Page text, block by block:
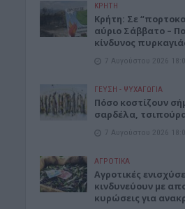
ΚΡΗΤΗ
Κρήτη: Σε
αύριο Σάββατο –
κίνδυνος
7 Αυγούστου 2026
ΓΕΎΣΗ - ΨΥΧΑΓΩΓΊΑ
Πόσο κοστίζουν
σαρδέλα,
7 Αυγούστου 2026
ΑΓΡΟΤΙΚΑ
Αγροτικές
κινδυνεύουν με
κυρώσεις για